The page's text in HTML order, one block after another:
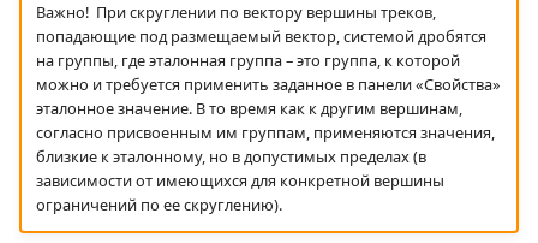
Важно! При скруглении по вектору вершины треков,
попадающие под размещаемый вектор, системой дробятся
на группы, где эталонная группа – это группа, к которой
можно и требуется применить заданное в панели «Свойства»
эталонное значение. В то время как к другим вершинам,
согласно присвоенным им группам, применяются значения,
близкие к эталонному, но в допустимых пределах (в
зависимости от имеющихся для конкретной вершины
ограничений по ее скруглению).